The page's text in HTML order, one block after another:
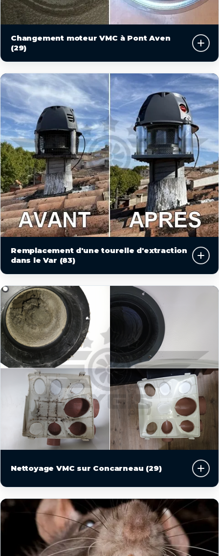
Changement moteur VMC à Pont Aven
(29)
Remplacement d'une tourelle d'extraction
dans le Var (83)
Nettoyage VMC sur Concarneau (29)